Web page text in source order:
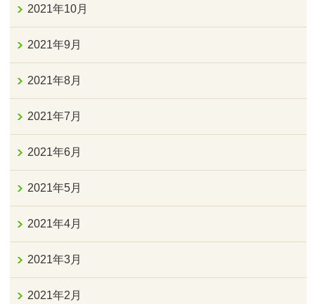
2021年10月
2021年9月
2021年8月
2021年7月
2021年6月
2021年5月
2021年4月
2021年3月
2021年2月